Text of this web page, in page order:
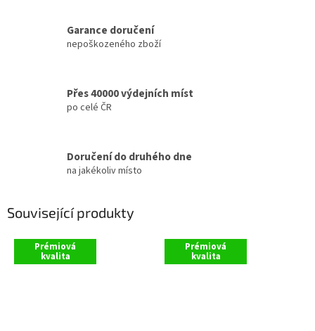
Garance doručení
nepoškozeného zboží
Přes 40000 výdejních míst
po celé ČR
Doručení do druhého dne
na jakékoliv místo
Související produkty
Prémiová
kvalita
Prémiová
kvalita